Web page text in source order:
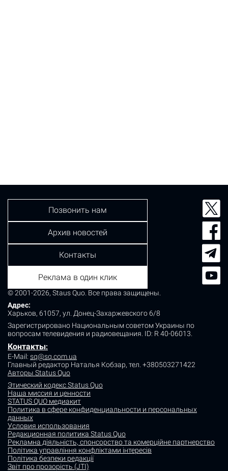
© 2001-2026, Staus Quo. Все права защищены.
Адрес:
Харьков, 61057, ул. Донец-Захаржевского 6/8
Зарегистрировано Национальным советом Украины по
вопросам телевидения и радиовещания. ID: R 40-06013.
Контакты:
E-Mail: sq@sq.com.ua
Главный редактор Наталья Кобзар, тел. +380503271422
Авторы Status Quo
Этический кодекс Status Quo
Наша миссия и ценности
STATUS QUO медиакит
Политика в сфере конфиденциальности и персональных
данных
Условия использования
Редакционная политика Status Quo
Рекламна діяльність, спонсорство та комерційне партнерство
Політика управління конфліктами інтересів
Політика безпеки редакції
Звіт про прозорість (JTI)
Позвонить нам
Архив новостей
Контакты
Реклама в один клик